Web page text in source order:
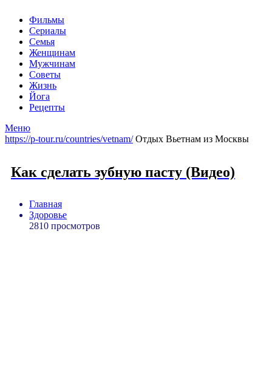
Фильмы
Сериалы
Семья
Женщинам
Мужчинам
Советы
Жизнь
Йога
Рецепты
Меню
https://p-tour.ru/countries/vetnam/Отдых Вьетнам из Москвы
Как сделать зубную пасту (Видео)
Главная
Здоровье
2810 просмотров